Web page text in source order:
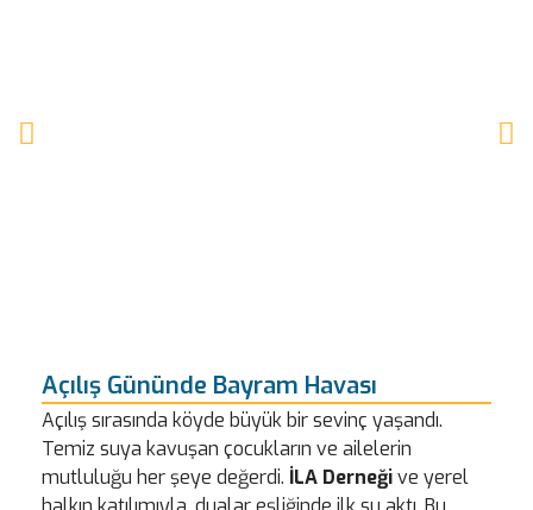
Açılış Gününde Bayram Havası
Açılış sırasında köyde büyük bir sevinç yaşandı.
Temiz suya kavuşan çocukların ve ailelerin
mutluluğu her şeye değerdi. İLA Derneğive yerel